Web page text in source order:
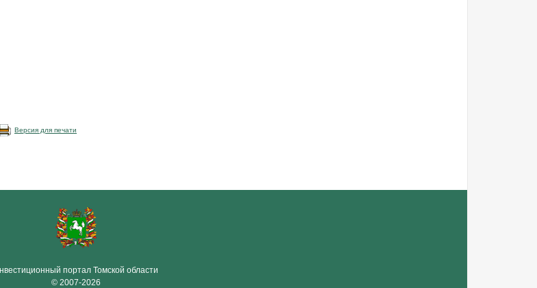
Версия для печати
портал Томской области
© 2007-2026